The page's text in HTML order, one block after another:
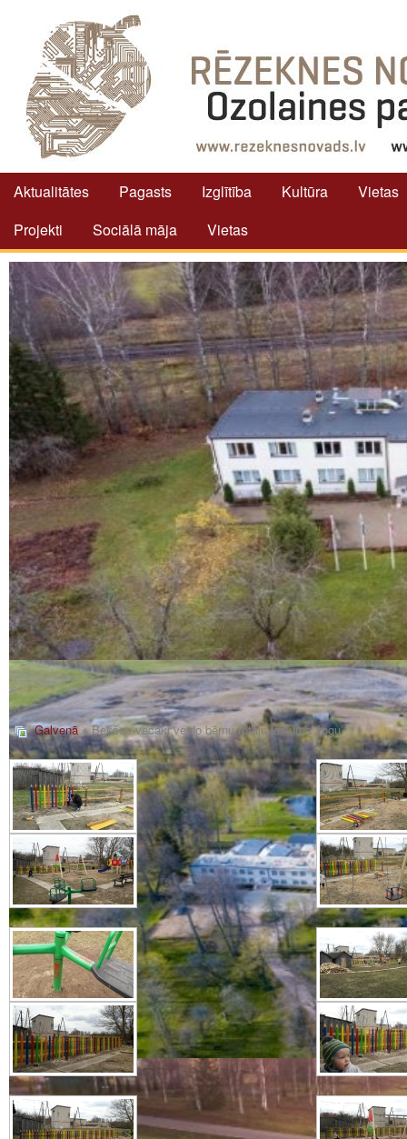
Aktualitātes Pagasts Izglītība Kultūra
Vietas
Projekti
Sociālā māja Vietas
Galvenā» Bekšos vecāki veido bērnu rotaļu laikuma žogu